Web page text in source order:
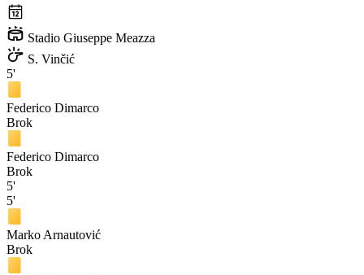
Stadio Giuseppe Meazza
S. Vinčić
5'
Federico Dimarco
Brok
Federico Dimarco
Brok
5'
5'
Marko Arnautović
Brok